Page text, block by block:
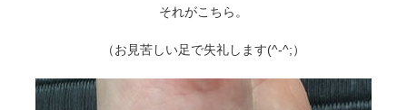
それがこちら。
（お見苦しい足で失礼します(^-^;）